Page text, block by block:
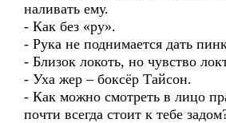
наливать ему.
- Как без «ру».
- Рука не поднимается дать
- Близок локоть, но чувство
- Уха жер – боксёр Тайсон.
- Как можно смотреть в лицо
почти всегда стоит к тебе